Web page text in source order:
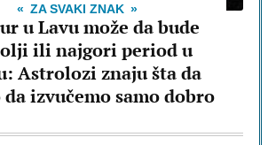
ZA SVAKI ZNAK
u Lavu može da bude
ili najgori period u
Astrolozi znaju šta da
izvučemo samo dobro